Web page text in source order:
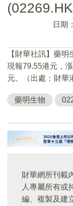
日期：
【財華社訊】藥明
現報79.55港元，
元。（出處：財華
藥明生物
財華網所刊載
人專屬所有或
編、複製及建